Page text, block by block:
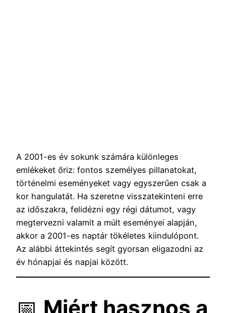
A 2001-es év sokunk számára különleges
emlékeket őriz: fontos személyes pillanatokat,
történelmi eseményeket vagy egyszerűen csak a
kor hangulatát. Ha szeretne visszatekinteni erre
az időszakra, felidézni egy régi dátumot, vagy
megtervezni valamit a múlt eseményei alapján,
akkor a 2001-es naptár tökéletes kiindulópont.
Az alábbi áttekintés segít gyorsan eligazodni az
év hónapjai és napjai között.
📅 Miért hasznos a